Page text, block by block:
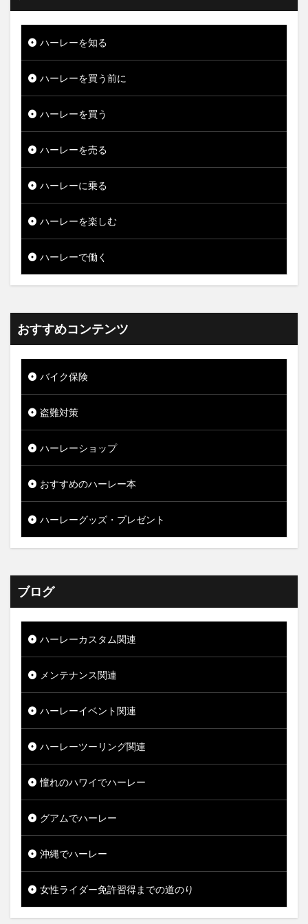
ハーレーを知る
ハーレーを買う前に
ハーレーを買う
ハーレーを売る
ハーレーに乗る
ハーレーを楽しむ
ハーレーで働く
おすすめコンテンツ
バイク保険
盗難対策
ハーレーショップ
おすすめのハーレー本
ハーレーグッズ・プレゼント
ブログ
ハーレーカスタム関連
メンテナンス関連
ハーレーイベント関連
ハーレーツーリング関連
憧れのハワイでハーレー
グアムでハーレー
沖縄でハーレー
女性ライダー免許習得までの道のり